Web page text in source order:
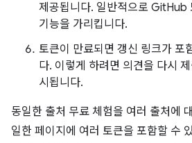
제공됩니다. 일반적으로 GitHub
기능을 가리킵니다.
토큰이 만료되면 갱신 링크가 포
다. 이렇게 하려면 의견을 다시
시됩니다.
동일한 출처 무료 체험을 여러 출처에
일한 페이지에 여러 토큰을 포함할 수